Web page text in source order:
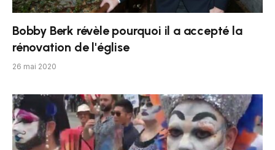
Bobby Berk révèle pourquoi il a accepté la
rénovation de l'église
26 mai 2020